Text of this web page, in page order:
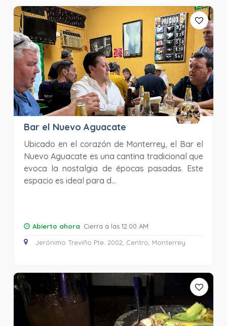
Bar el Nuevo Aguacate
Ubicado en el corazón de Monterrey, el Bar el
Nuevo Aguacate es una cantina tradicional que
evoca la nostalgia de épocas pasadas. Este
espacio es ideal para d...
Abierto ahora· Cierra a las 12:00 AM
Jerónimo Treviño Pte. 2002, Centro, Monterrey